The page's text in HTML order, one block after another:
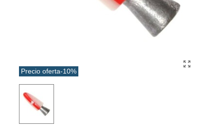
Precio oferta-10%